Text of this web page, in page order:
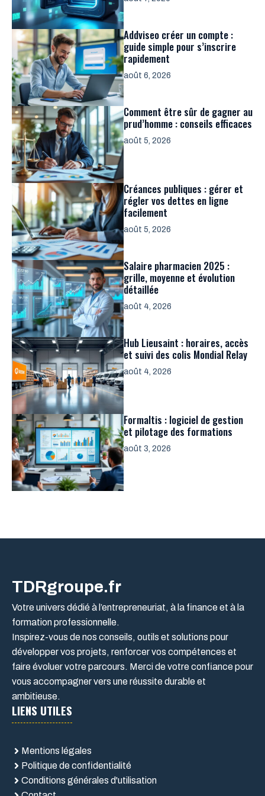
Addviseo créer un compte :
guide simple pour s’inscrire
rapidement
août 6, 2026
Comment être sûr de gagner au
prud’homme : conseils efficaces
août 5, 2026
Créances publiques : gérer et
régler vos dettes en ligne
facilement
août 5, 2026
Salaire pharmacien 2025 :
grille, moyenne et évolution
détaillée
août 4, 2026
Hub Lieusaint : horaires, accès
et suivi des colis Mondial Relay
août 4, 2026
Formaltis : logiciel de gestion
et pilotage des formations
août 3, 2026
TDRgroupe.fr
Votre univers dédié à l’entrepreneuriat, à la finance et à la
formation professionnelle.
Inspirez-vous de nos conseils, outils et solutions pour
développer vos projets, renforcer vos compétences et
faire évoluer votre parcours. Merci de votre confiance pour
vous accompagner vers une réussite durable et
ambitieuse.
LIENS UTILES
Mentions légales
Politique de confidentialité
Conditions générales d'utilisation